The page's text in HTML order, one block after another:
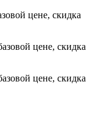
цене, скидка
цене, скидка
цене, скидка